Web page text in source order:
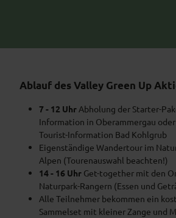
Ablauf des Valley Green Up
7 - 12 Uhr Abholung der Starter-
Information in Oberammergau
Tourist-Information Bad Kohlgrub
Eigenständige Wandertour im
Alpen (Tourenauswahl beachten!)
14 - 16 Uhr Get-together mit den
Naturpark-Rangern (Essen und
Alle Teilnehmer bekommen ein
Sammelset mit kleiner Zange und